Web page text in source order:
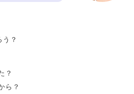
う？
？
ら？